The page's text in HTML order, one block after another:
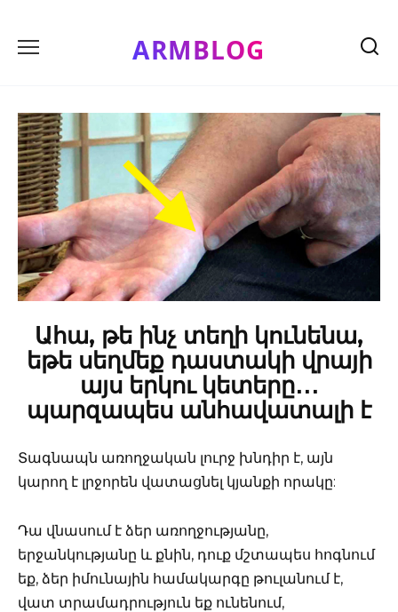
content
ARMBLOG
Ահա, թե ինչ տեղի կունենա,
եթե սեղմեք դաստակի վրայի
այս երկու կետերը․․․
պարզապես անհավատալի է
Տագնապն առողջական լուրջ խնդիր է, այն
կարող է լրջորեն վատացնել կյանքի որակը:
Դա վնասում է ձեր առողջությանը,
երջանկությանը և քնին, դուք մշտապես հոգնում
եք, ձեր իմունային համակարգը թուլանում է,
վատ տրամադրություն եք ունենում,